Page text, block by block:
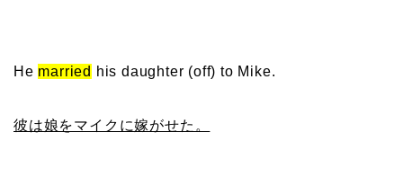
He married his daughter (off) to Mike.
彼は娘をマイクに嫁がせた。